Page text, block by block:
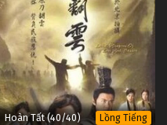
Hoàn Tất (40/40) Lồng Tiếng